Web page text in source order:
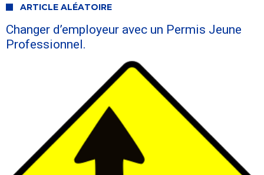
ARTICLE ALÉATOIRE
Changer d’employeur avec un Permis Jeune
Professionnel.